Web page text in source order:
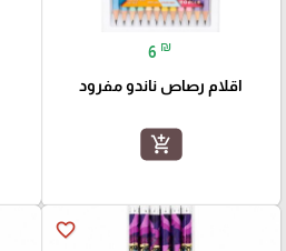
6 ₪
اقلام رصاص ناندو مفرود
add_shopping_cart
favorite_border